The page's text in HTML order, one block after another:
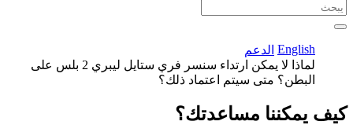
English الدعم
لماذا لا يمكن ارتداء سنسر فري ستايل ليبري 2 بلس على
البطن؟ متى سيتم اعتماد ذلك؟
كيف يمكننا مساعدتك؟